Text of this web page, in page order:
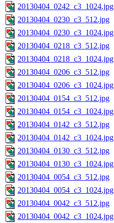
20130404_0242_c3_1024.jpg
20130404_0230_c3_512.jpg
20130404_0230_c3_1024.jpg
20130404_0218_c3_512.jpg
20130404_0218_c3_1024.jpg
20130404_0206_c3_512.jpg
20130404_0206_c3_1024.jpg
20130404_0154_c3_512.jpg
20130404_0154_c3_1024.jpg
20130404_0142_c3_512.jpg
20130404_0142_c3_1024.jpg
20130404_0130_c3_512.jpg
20130404_0130_c3_1024.jpg
20130404_0054_c3_512.jpg
20130404_0054_c3_1024.jpg
20130404_0042_c3_512.jpg
20130404_0042_c3_1024.jpg